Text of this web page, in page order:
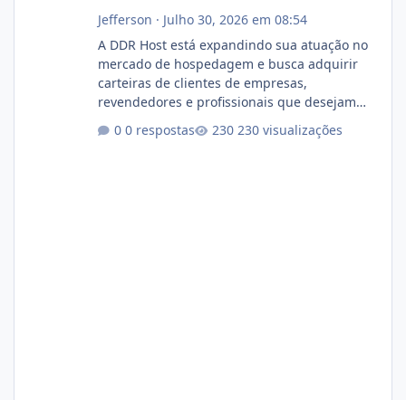
Jefferson · Julho 30, 2026 em 08:54
A DDR Host está expandindo sua atuação no
mercado de hospedagem e busca adquirir
carteiras de clientes de empresas,
revendedores e profissionais que desejam
operação. Se você possui clientes ativos de
0 respostas 230 visualizações